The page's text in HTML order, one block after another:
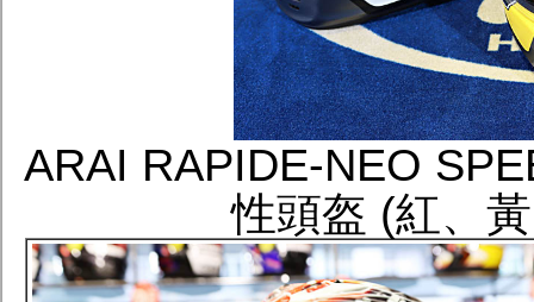
ARAI RAPIDE-NEO
性頭盔 (紅、